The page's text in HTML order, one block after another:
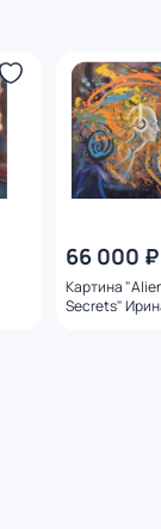
66 000 ₽
Картина
Secrets"